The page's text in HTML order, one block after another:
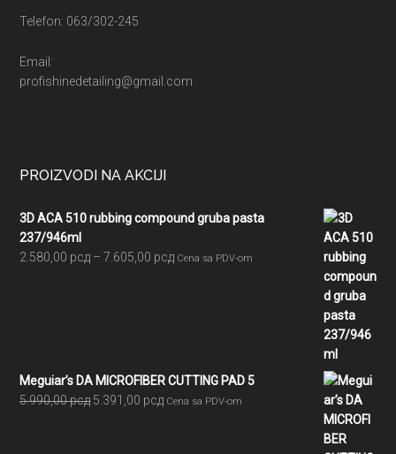
Telefon: 063/302-245
Email:
profishinedetailing@gmail.com
PROIZVODI NA AKCIJI
3D ACA 510 rubbing compound gruba pasta
237/946ml
2.580,00 рсд – 7.605,00 рсдRaspon
Cena sa PDV-om
Meguiar’s DA MICROFIBER CUTTING PAD 5
5.990,00рсд Originalna
5.391,00 рсдTrenutna
Cena sa PDV-om